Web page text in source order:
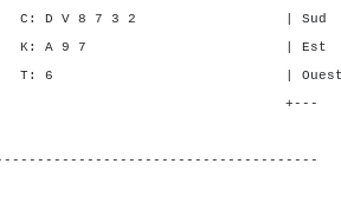
7 3 2 | Sud 6 5
7 | Est - -
Ouest - -